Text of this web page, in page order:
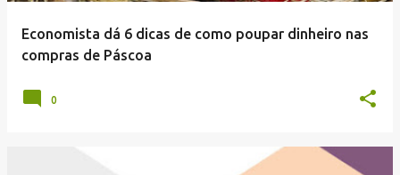
Economista dá 6 dicas de como poupar dinheiro nas
compras de Páscoa
0